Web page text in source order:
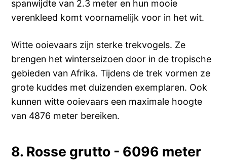
spanwijdte van 2.3 meter en hun mooie
verenkleed komt voornamelijk voor in het wit.
Witte ooievaars zijn sterke trekvogels. Ze
brengen het winterseizoen door in de tropische
gebieden van Afrika. Tijdens de trek vormen ze
grote kuddes met duizenden exemplaren. Ook
kunnen witte ooievaars een maximale hoogte
van 4876 meter bereiken.
8. Rosse grutto - 6096 meter